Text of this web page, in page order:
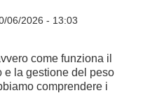
06/2026 - 13:03
come funziona il
e la gestione del peso
comprendere i